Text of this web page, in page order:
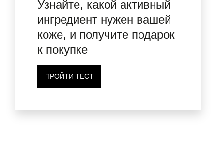
Узнайте, какой активный
ингредиент нужен вашей
коже, и получите подарок
к покупке
ПРОЙТИ ТЕСТ